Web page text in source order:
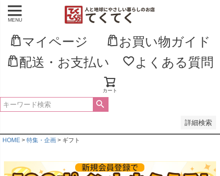
MENU
マイページ
お買い物ガイド
配送・お支払い
よくある質問
カート
詳細検索
新着順
登録順
価格が高い順
優先度順
HOME 特集・企画 ギフト